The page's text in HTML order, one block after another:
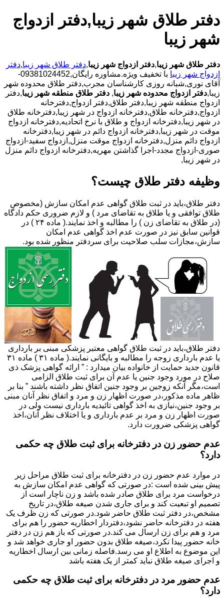
دفتر طلاق شهر زیبا,دفتر ازدواج
شهر زیبا
دفتر طلاق شهر زیبا,دفتر ازدواج شهر زیبا,دفتر طلاق شهر زیبا,دفتر
ازدواج شهر زیبا
با تخفیف ویژه.مشاوره رایگان,09381024452-
آقای نوری,شبانه روزی کارشناسان مجرب,دفتر طلاق محدوده شهر
زیبا,دفتر ازدواج محدوده شهر زیبا, دفتر طلاق منطقه شهر زیبا,دفتر
ازدواج منطقه شهر زیبا,دفتر طلاق,دفتر ازدواج,دفترخانه
ازدواج,دفترخانه طلاق,دفترخانه ازدواج در شهر زیبا,دفترخانه طلاق
در شهر زیبا,دفترخانه ازدواج و طلاق با نرخ اتحادیه,دفترخانه ازدواج
موقت در شهر زیبا,دفترخانه ازدواج دائم در شهر زیبا,دفترخانه
ازدواج دائم منزل,دفترخانه ازدواج موقت منزل,ازدواج سفید-ازدواج
صوری-ازدواج مجدد-اجرا گذاشتن مهریه,دفترخانه ازدواج دائم منزل
در شهر زیبا,
وظیفه دفتر طلاق چیست؟
دفتر طلاق،باید در ثبت طلاق گواهی عدم امکان سازش (مخصوص
طلاق توافقی و یا طلاق به تقاضای مرد ) و لازم ضروری حکم دادگاه
(در طلاق به تقاضای زن ) را مطالبه و اخذ نمایند.( ماده ۲۴ ) در
قوانین سابق نیز در صورت عدم اخذ گواهی عدم امکان
سازش،مجازات سلب صلاحیت برای سردفتر منظور شده بود.
دفتر طلاق،باید در ثبت طلاق گواهی معتبر پزشکی مبنی بر بارداری
یا عدم بارداری زوجه را مطالبه و بایگانی نمایند.( ماده ۳۱ ) ماده ۳۱
قانون جدید حمایت از خانواده بیان میدارد : ” ارائه گواهی پزشک ذی
صلاح در مورد وجود جنین یا عدم آن برای ثبت طلاق الزامی
است،مگر آنکه زوجین بر وجود جنین اتفاق نظر داشته باشند ” بنا بر
ظاهر ماده مذکور،در صورت اظهار زن و مرد و اتفاق نظر آنان مبنی
بر وجود جنین،نیازی به اخذ گواهی تائیدیه بارداری نیست ولی در
صورت اظهار زن و مرد بر عدم بارداری و یا اختلاف نظر آنان،اخذ
گواهی پزشکی ضرورت دارد.
عدم حضور زن در دفترخانه برای ثبت طلاق چه حکمی
دارد؟
در موارد عدم حضور زن در دفترخانه برای ثبت طلاق مراحل زیر
پیش بینی شده است :در صورتی که گواهی عدم امکان سازش به
درخواست مرد برای طلاق صادر شده باشد و زن ناچار است از
تصمیم او تبعیت کند و برای جاری شدن صیغه طلاق،در تاریخ
مشخص،در دفتر ثبت طلاق حاضر شود.در صورتی که زن ظرف یک
هفته در دفترخانه حاضر نشود،دفتردار اخطاریه حضور را هم برای
مرد و هم برای زن ارسال می کند.در صورتی که باز هم زن در دفتر
خانه حضور پیدا نکرد،صیغه طلاق بدون حضور او جاری خواهد شد و
این موضوع به اطلاع او می رسد.فاصله زمانی بین ارسال اخطاریه
و اجرای صیغه طلاق نباید کمتر از یک هفته باشد
عدم حضور مرد در دفترخانه برای ثبت طلاق چه حکمی
دارد؟